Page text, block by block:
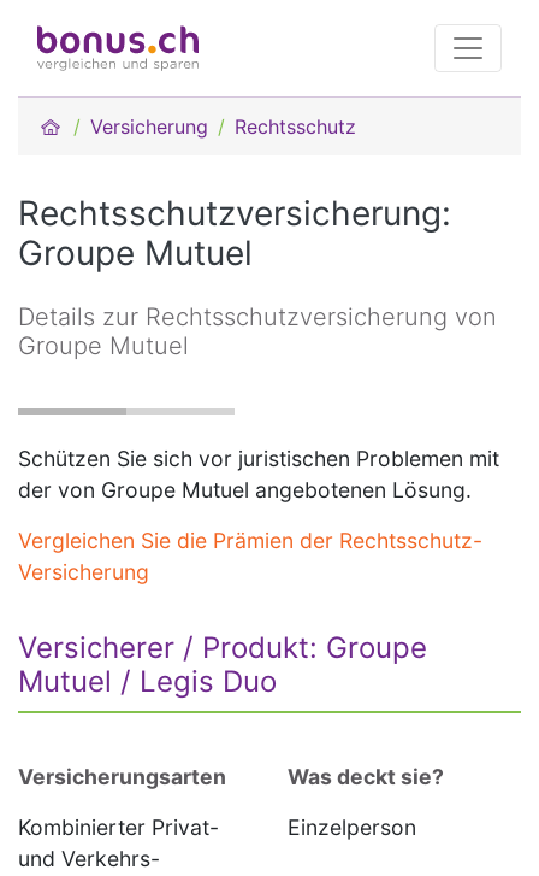
Versicherung Rechtsschutz
Rechtsschutzversicherung:
Groupe Mutuel
Details zur Rechtsschutzversicherung von
Groupe Mutuel
Schützen Sie sich vor juristischen Problemen mit
der von Groupe Mutuel angebotenen Lösung.
Vergleichen Sie die Prämien der Rechtsschutz-
Versicherung
Versicherer / Produkt: Groupe
Mutuel / Legis Duo
Versicherungsarten
Kombinierter Privat-
und Verkehrs-
Was deckt sie?
Einzelperson